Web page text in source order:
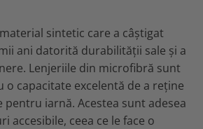
sintetic care a câștigat
ani datorită durabilității sale și a
Lenjeriile din microfibră sunt
o capacitate excelentă de a reține
pentru iarnă. Acestea sunt adesea
accesibile, ceea ce le face o